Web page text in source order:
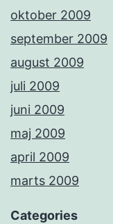
oktober 2009
september 2009
august 2009
juli 2009
juni 2009
maj 2009
april 2009
marts 2009
Categories